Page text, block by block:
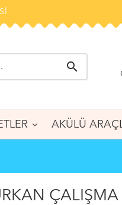
search
AKÜLÜ
ÇALIŞMA